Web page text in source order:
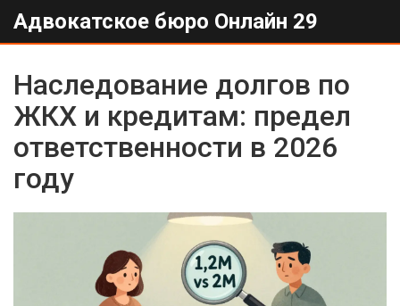
Адвокатское бюро Онлайн 29
Наследование долгов по
ЖКХ и кредитам: предел
ответственности в 2026
году